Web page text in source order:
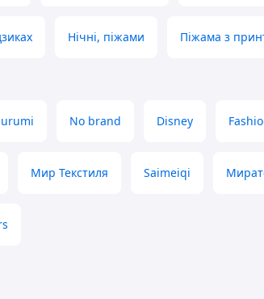
Нічні, піжами Піжама з
No brand Disney
Мир Текстиля Saimeiqi